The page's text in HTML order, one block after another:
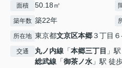
面積 50.18㎡
築年数 築22年
所在地 東京都文京区本郷３丁目
交通 丸ノ内線 「本郷三丁目 」
総武線 「御茶ノ水 」駅 徒